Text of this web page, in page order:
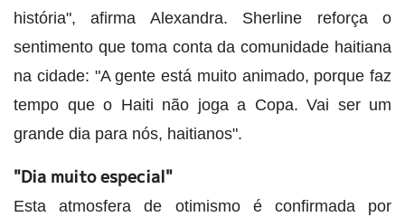
história", afirma Alexandra. Sherline reforça o
sentimento que toma conta da comunidade haitiana
na cidade: "A gente está muito animado, porque faz
tempo que o Haiti não joga a Copa. Vai ser um
grande dia para nós, haitianos".
"Dia muito especial"
Esta atmosfera de otimismo é confirmada por